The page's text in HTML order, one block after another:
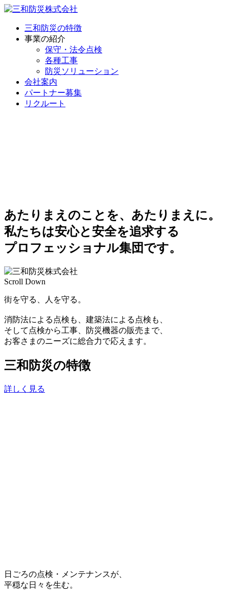
三和防災の特徴
事業の紹介
保守・法令点検
各種工事
防災ソリューション
会社案内
パートナー募集
リクルート
あたりまえのことを、あたりまえに。
私たちは安心と安全を追求する
プロフェッショナル集団です。
Scroll Down
街を守る、人を守る。
消防法による点検も、建築法による点検も、
そして点検から工事、防災機器の販売まで、
お客さまのニーズに総合力で応えます。
三和防災の特徴
詳しく見る
日ごろの点検・メンテナンスが、
平穏な日々を生む。